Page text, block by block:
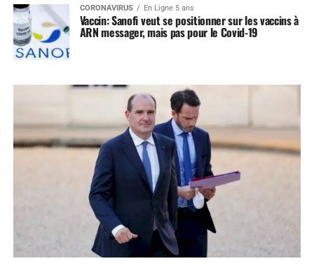
CORONAVIRUS En Ligne 5 ans
Vaccin: Sanofi veut se positionner sur les vaccins à
ARN messager, mais pas pour le Covid-19